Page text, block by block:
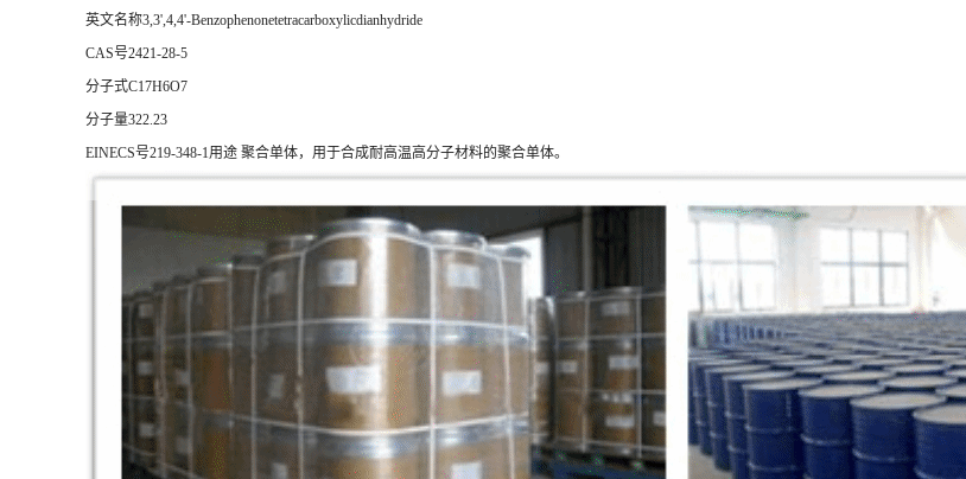
英文名称3,3',4,4'-Benzophenonetetracarboxylicdianhydride
CAS号2421-28-5
分子式C17H6O7
分子量322.23
EINECS号219-348-1用途 聚合单体，用于合成耐高温高分子材料的聚合单体。